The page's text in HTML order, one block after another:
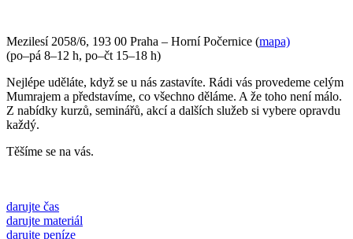
Mezilesí 2058/6, 193 00 Praha – Horní Počernice (mapa)
(po–pá 8–12 h, po–čt 15–18 h)
Nejlépe uděláte, když se u nás zastavíte. Rádi vás provedeme celým
Mumrajem a představíme, co všechno děláme. A že toho není málo.
Z nabídky kurzů, seminářů, akcí a dalších služeb si vybere opravdu
každý.
Těšíme se na vás.
darujte čas
darujte materiál
darujte peníze